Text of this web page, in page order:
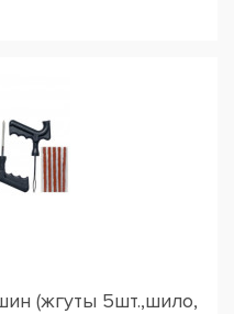
(жгуты 5шт.,шило,